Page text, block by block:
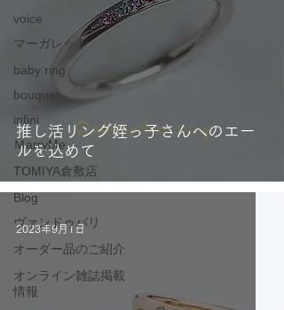
voice
マーガレット
baby ring
bouquet
infini
ＭarryMe
TOMIYA倉敷店
Blog
ヴァンドゥパリ
オーダー品のご紹介
オンライン雑誌掲載
情報
推し活リング姪っ子さんへのエー
ルを込めて
2023年9月1日